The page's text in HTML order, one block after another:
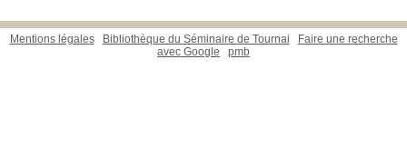
Mentions légales Bibliothèque du Séminaire de Tournai
Faire une recherche
avec Google
pmb